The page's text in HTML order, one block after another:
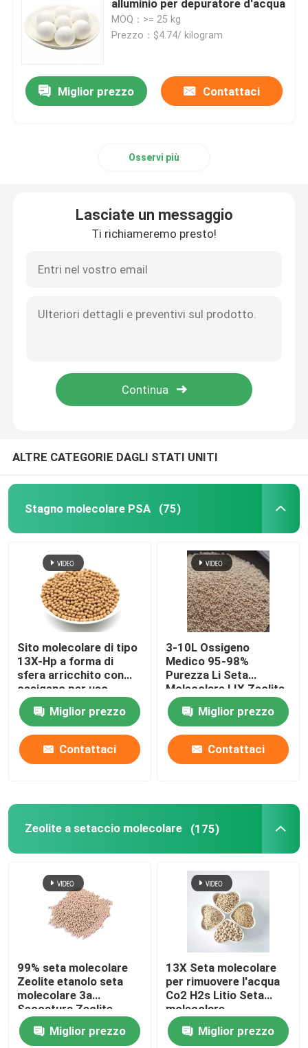
carbonato di litio
Allumina attivata
imballaggio a torre strutturato
Imballaggio di laboratorio
Imballaggio della torre metallica
Biobolle in ceramica
Favo ceramico
media del mbbr
Agenti chimici ausiliari
alluminio per depuratore d'acqua
MOQ：>= 25 kg
Prezzo：$4.74/ kilogram
Miglior prezzo Contattaci
Osservi più
Lasciate un messaggio
Ti richiameremo presto!
ALTRE CATEGORIE DAGLI STATI UNITI
Stagno molecolare PSA (75)
Sito molecolare di tipo
13X-Hp a forma di
sfera arricchito con
ossigeno per uso
medico
Miglior prezzo
Contattaci
3-10L Ossigeno
Medico 95-98%
Purezza Li Seta
Molecolare LIX Zeolite
13X Litio Zeolite
Ossigeno Per
Concentratore di
Ossigeno
Miglior prezzo
Contattaci
Zeolite a setaccio molecolare (175)
99% seta molecolare
Zeolite etanolo seta
molecolare 3a
Seccatura Zeolite
Miglior prezzo
13X Seta molecolare
per rimuovere l'acqua
Co2 H2s Litio Seta
molecolare
Miglior prezzo